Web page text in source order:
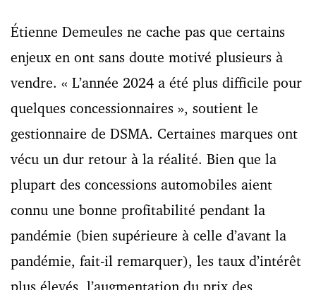
Étienne Demeules ne cache pas que certains
enjeux en ont sans doute motivé plusieurs à
vendre. « L’année 2024 a été plus difficile pour
quelques concessionnaires », soutient le
gestionnaire de DSMA. Certaines marques ont
vécu un dur retour à la réalité. Bien que la
plupart des concessions automobiles aient
connu une bonne profitabilité pendant la
pandémie (bien supérieure à celle d’avant la
pandémie, fait-il remarquer), les taux d’intérêt
plus élevés, l’augmentation du prix des